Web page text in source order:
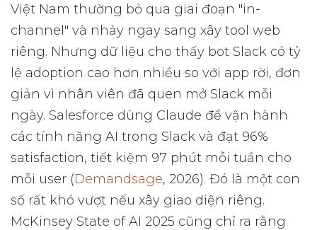
Việt Nam thường bỏ qua giai đoạn "in-
channel" và nhảy ngay sang xây tool web
riêng. Nhưng dữ liệu cho thấy bot Slack có tỷ
lệ adoption cao hơn nhiều so với app rời, đơn
giản vì nhân viên đã quen mở Slack mỗi
ngày. Salesforce dùng Claude để vận hành
các tính năng AI trong Slack và đạt 96%
satisfaction, tiết kiệm 97 phút mỗi tuần cho
mỗi user (Demandsage, 2026). Đó là một con
số rất khó vượt nếu xây giao diện riêng.
McKinsey State of AI 2025 cũng chỉ ra rằng